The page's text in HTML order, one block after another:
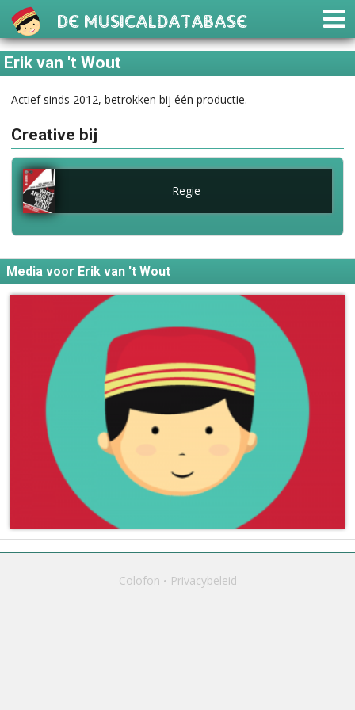
De Musicaldatabase
Erik van 't Wout
Actief sinds 2012, betrokken bij één productie.
Creative bij
Regie
Media voor Erik van 't Wout
Colofon Privacybeleid